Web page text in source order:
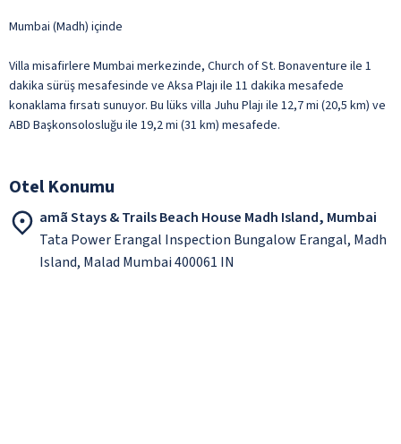
Mumbai (Madh) içinde
Villa misafirlere Mumbai merkezinde, Church of St. Bonaventure ile 1
dakika sürüş mesafesinde ve Aksa Plajı ile 11 dakika mesafede
konaklama fırsatı sunuyor. Bu lüks villa Juhu Plajı ile 12,7 mi (20,5 km) ve
ABD Başkonsolosluğu ile 19,2 mi (31 km) mesafede.
Otel Konumu
amã Stays & Trails Beach House Madh Island, Mumbai
Tata Power Erangal Inspection Bungalow Erangal, Madh
Island, Malad Mumbai 400061 IN